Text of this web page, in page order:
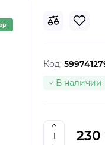
Код:
В наличии
230